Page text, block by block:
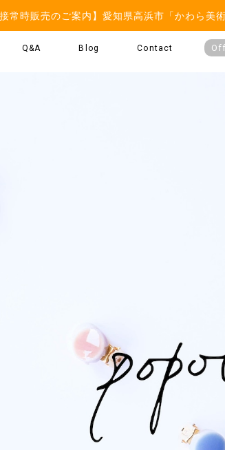
接常時販売のご案内】愛知県高浜市「かわら美
Q&A Blog Contact